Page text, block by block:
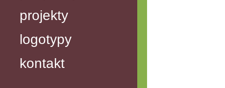
projekty
logotypy
kontakt